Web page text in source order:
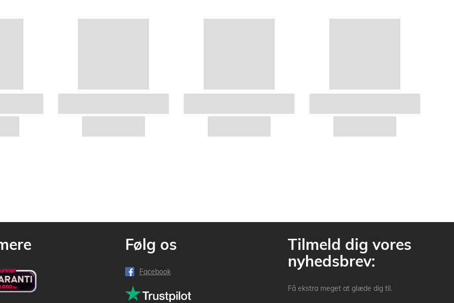
Følg os
Facebook
Tilmeld dig vores
nyhedsbrev:
Få ekstra meget at glæde dig til.